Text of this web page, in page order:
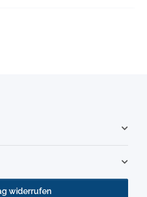
widerrufen